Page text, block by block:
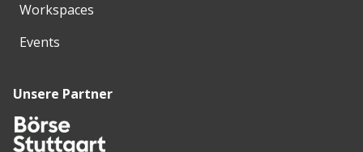
Workspaces
Events
Unsere Partner